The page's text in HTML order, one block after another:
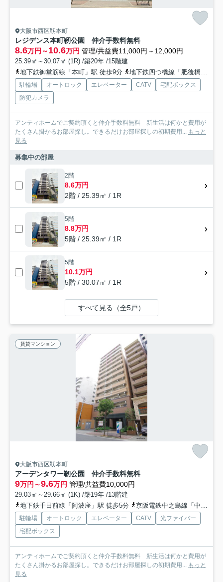
大阪市西区靱本町
レジデンス本町靭公園 仲介手数料無料
8.6万円～10.6万円 管理/共益費11,000円～12,000円
25.39㎡～30.07㎡ (1R) /築20年 /15階建
地下鉄御堂筋線「本町」駅 徒歩9分
地下鉄四つ橋線「肥後橋」駅 徒歩10分
駐輪場 オートロック エレベーター CATV
宅配ボックス
防犯カメラ
アンティホームでご契約頂くと仲介手数料無料 新生活は何かと費用が
たくさん掛かるお部屋探し。できるだけお部屋探しの初期費用... もっと
見る
募集中の部屋
2階
8.6万円
2階 / 25.39㎡ / 1R
5階
8.8万円
5階 / 25.39㎡ / 1R
5階
10.1万円
5階 / 30.07㎡ / 1R
すべて見る（全5戸）
賃貸マンション
大阪市西区靱本町
アーデンタワー靭公園 仲介手数料無料
9万円～9.6万円 管理/共益費10,000円
29.03㎡～29.66㎡ (1K) /築19年 /13階建
地下鉄千日前線「阿波座」駅 徒歩5分
京阪電鉄中之島線「中之島」駅 徒歩15分
駐輪場 オートロック エレベーター CATV
光ファイバー
宅配ボックス
アンティホームでご契約頂くと仲介手数料無料 新生活は何かと費用が
たくさん掛かるお部屋探し。できるだけお部屋探しの初期費用... もっと
見る